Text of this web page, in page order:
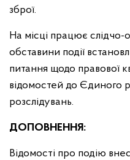
зброї.
На місці працює слідчо-
обставини події
питання щодо правової
відомостей до Єдиного
розслідувань.
ДОПОВНЕННЯ:
Відомості про подію